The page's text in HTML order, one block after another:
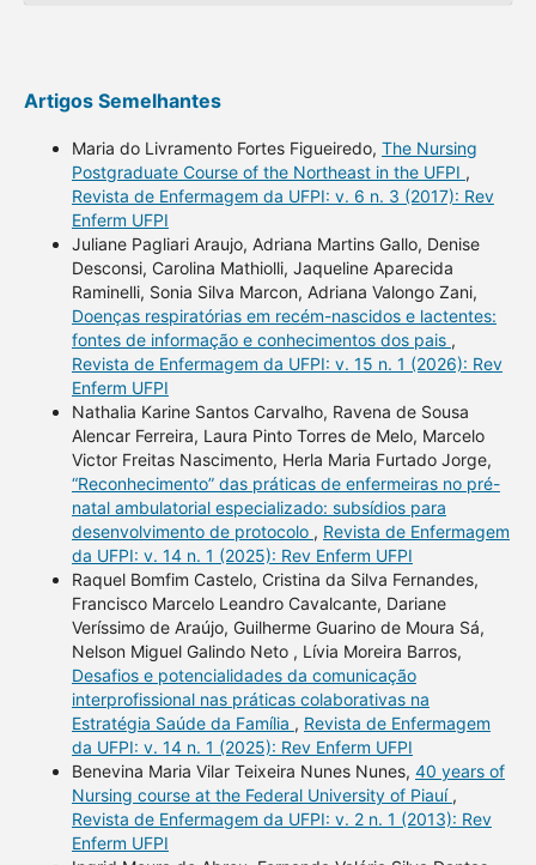
Artigos Semelhantes
Maria do Livramento Fortes Figueiredo, The Nursing
Postgraduate Course of the Northeast in the UFPI ,
Revista de Enfermagem da UFPI: v. 6 n. 3 (2017): Rev
Enferm UFPI
Juliane Pagliari Araujo, Adriana Martins Gallo, Denise
Desconsi, Carolina Mathiolli, Jaqueline Aparecida
Raminelli, Sonia Silva Marcon, Adriana Valongo Zani,
Doenças respiratórias em recém-nascidos e lactentes:
fontes de informação e conhecimentos dos pais ,
Revista de Enfermagem da UFPI: v. 15 n. 1 (2026): Rev
Enferm UFPI
Nathalia Karine Santos Carvalho, Ravena de Sousa
Alencar Ferreira, Laura Pinto Torres de Melo, Marcelo
Victor Freitas Nascimento, Herla Maria Furtado Jorge,
“Reconhecimento” das práticas de enfermeiras no pré-
natal ambulatorial especializado: subsídios para
desenvolvimento de protocolo , Revista de Enfermagem
da UFPI: v. 14 n. 1 (2025): Rev Enferm UFPI
Raquel Bomfim Castelo, Cristina da Silva Fernandes,
Francisco Marcelo Leandro Cavalcante, Dariane
Veríssimo de Araújo, Guilherme Guarino de Moura Sá,
Nelson Miguel Galindo Neto , Lívia Moreira Barros,
Desafios e potencialidades da comunicação
interprofissional nas práticas colaborativas na
Estratégia Saúde da Família , Revista de Enfermagem
da UFPI: v. 14 n. 1 (2025): Rev Enferm UFPI
Benevina Maria Vilar Teixeira Nunes Nunes, 40 years of
Nursing course at the Federal University of Piauí ,
Revista de Enfermagem da UFPI: v. 2 n. 1 (2013): Rev
Enferm UFPI